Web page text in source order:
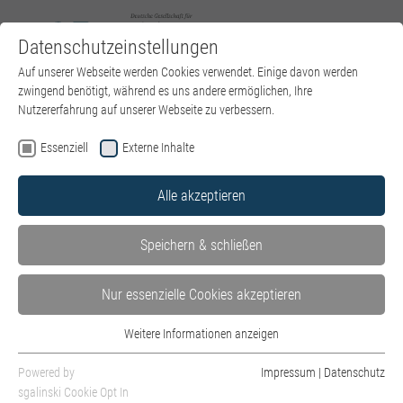
Zum Hauptinhalt springen
Aus- und Weiterbildung in der DGPT
Kosten und Finanzierung der Aus- und Weiterbildung
Aus- und Weiterbildungsrichtlinien
Aus- & Weiterbildung
Ärzte, Diplom-Psychologen, zukünftig nach neuem Recht
approbierte Psychotherapeuten ohne Weiterbildung sowie
in Ausnahmefällen auch Angehörige anderer
Datenschutzeinstellungen
Auf unserer Webseite werden Cookies verwendet. Einige davon werden
zwingend benötigt, während es uns andere ermöglichen, Ihre
Nutzererfahrung auf unserer Webseite zu verbessern.
Essenziell Externe Inhalte
Alle akzeptieren
Speichern & schließen
Nur essenzielle Cookies akzeptieren
Essenzielle Cookies werden für grundlegende Funktionen der Webseite
benötigt. Dadurch ist gewährleistet, dass die Webseite einwandfrei
Weitere Informationen anzeigen
Powered by
sgalinski Cookie Opt In
Impressum | Datenschutz